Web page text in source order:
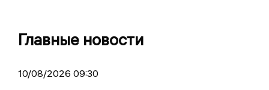
Главные новости
10/08/2026 09:30